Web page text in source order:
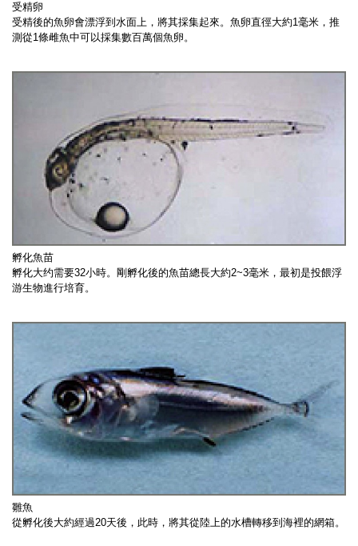
受精卵
受精後的魚卵會漂浮到水面上，將其採集起來。魚卵直徑大約1毫米，推
測從1條雌魚中可以採集數百萬個魚卵。
孵化魚苗
孵化大约需要32小時。剛孵化後的魚苗總長大約2~3毫米，最初是投餵浮
游生物進行培育。
雛魚
從孵化後大約經過20天後，此時，將其從陸上的水槽轉移到海裡的網箱。